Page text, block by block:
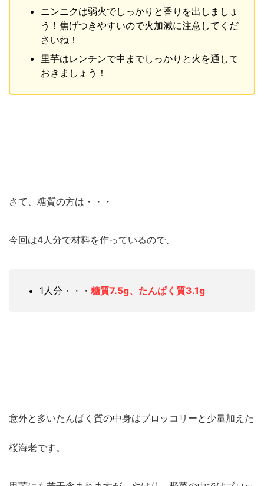
ニンニクは弱火でしっかりと香りを出しましょ
う！焦げつきやすいので火加減に注意してくだ
さいね！
里芋はレンチンで中までしっかりと火を通して
おきましょう！
さて、糖質の方は・・・
今回は4人分で材料を作っているので、
1人分・・・ 糖質7.5g、たんぱく質3.1g
意外と多いたんぱく質の中身はブロッコリーと少量加えた
桜海老です。